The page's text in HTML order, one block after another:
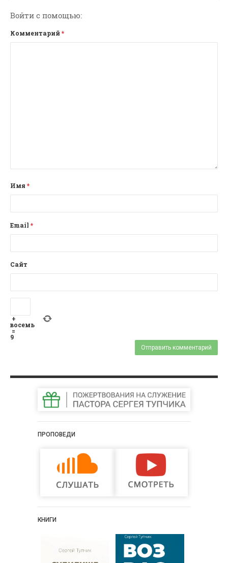
Войти с помощью:
Комментарий *
Имя *
Email *
Сайт
+
восемь
=
9
ПРОПОВЕДИ
КНИГИ